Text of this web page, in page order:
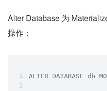
Alter Database 为
操作：
ALTER DATABASE